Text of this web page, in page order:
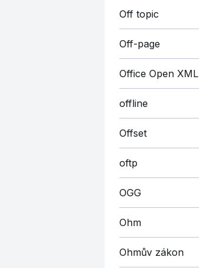
Off topic
Off-page
Office Open XML
offline
Offset
oftp
OGG
Ohm
Ohmův zákon